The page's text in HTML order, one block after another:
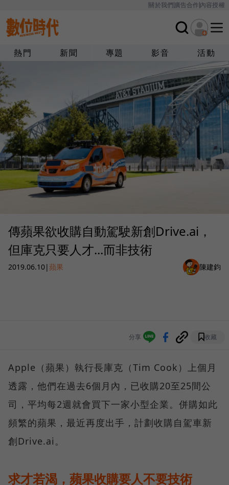
關於我們廣告合作內容授權
熱門 新聞 專題 影音 活動
傳蘋果欲收購自動駕駛新創Drive.ai，
但庫克只要人才...而非技術
2019.06.10|蘋果 陳建鈞
分享 收藏
Apple（蘋果）執行長庫克（Tim Cook）上個月
透露，他們在過去6個月內，已收購20至25間公
司，平均每2週就會買下一家小型企業。併購如此
頻繁的蘋果，最近再度出手，計劃收購自駕車新
創Drive.ai。
求才若渴，蘋果收購要人不要技術